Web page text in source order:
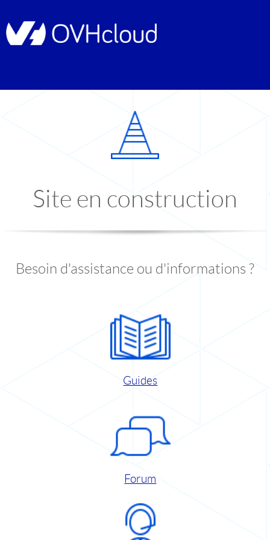
Site en construction
Besoin d'assistance ou d'informations ?
Guides
Forum